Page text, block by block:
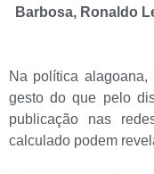
Barbosa, Ronaldo
Na política
gesto do que pelo
publicação nas
calculado podem